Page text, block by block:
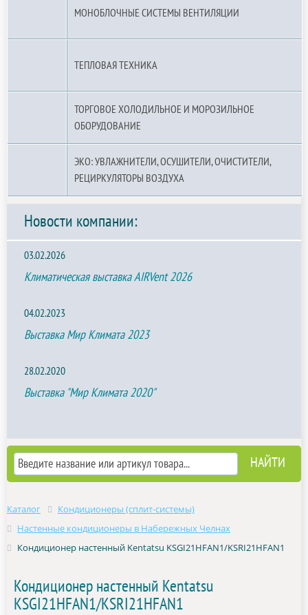
МОНОБЛОЧНЫЕ СИСТЕМЫ ВЕНТИЛЯЦИИ
ТЕПЛОВАЯ ТЕХНИКА
ТОРГОВОЕ ХОЛОДИЛЬНОЕ И МОРОЗИЛЬНОЕ
ОБОРУДОВАНИЕ
ЭКО: УВЛАЖНИТЕЛИ, ОСУШИТЕЛИ, ОЧИСТИТЕЛИ,
РЕЦИРКУЛЯТОРЫ ВОЗДУХА
Новости компании:
03.02.2026
Климатическая выставка AIRVent 2026
04.02.2023
Выставка Мир Климата 2023
28.02.2020
Выставка "Мир Климата 2020"
Каталог
Кондиционеры (сплит-системы)
Настенные кондиционеры в Набережных Челнах
Кондиционер настенный Kentatsu KSGI21HFAN1/KSRI21HFAN1
Кондиционер настенный Kentatsu
KSGI21HFAN1/KSRI21HFAN1